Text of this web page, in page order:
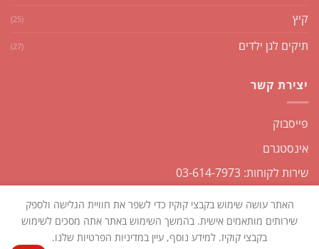
קיץ (25)
תיקים לגן ילדים (27)
יצירת קשר
פייסבוק
אינסטגרם
שירות לקוחות: 03-614-7973
האתר עושה שימוש בקבצי קוקיז כדי לשפר את חוויית הגלישה ולספק
שירותים מותאמים אישית. בהמשך השימוש באתר אתה מסכים לשימוש
בקבצי קוקיז. למידע נוסף, עיין במדיניות הפרטיות שלנו.